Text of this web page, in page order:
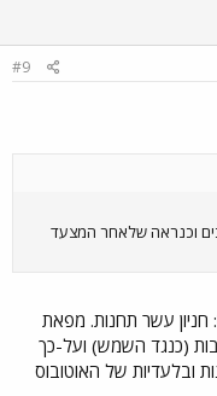
#9
וכנראה שלאחר המצעד
89-929-01. המקום: חניון עשר תחנות. מפאת
(כנגד השמש) ועל-כך
ובלעדיות של האוטובוס